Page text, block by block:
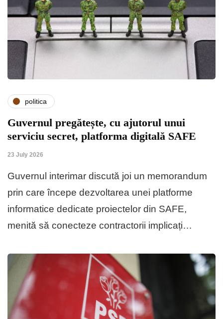
politica
Guvernul pregătește, cu ajutorul unui
serviciu secret, platforma digitală SAFE
23 July 2026
Guvernul interimar discută joi un memorandum
prin care începe dezvoltarea unei platforme
informatice dedicate proiectelor din SAFE,
menită să conecteze contractorii implicați…